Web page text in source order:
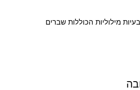
מילוליות הכוללות שברים